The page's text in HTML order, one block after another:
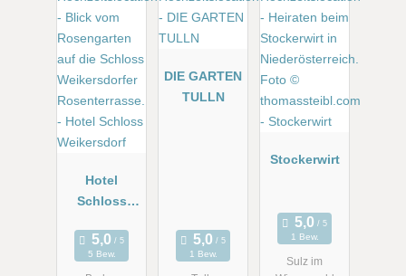
Hotel
Schloss
5 Bew.
DIE GARTEN
TULLN
1 Bew.
Stockerwirt
1 Bew.
Sulz im